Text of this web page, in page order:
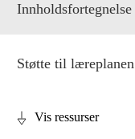
Innholdsfortegnelse
Støtte til læreplanen
Vis ressurser